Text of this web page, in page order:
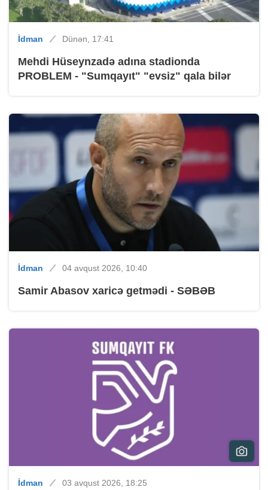
İdman Dünən, 17:41
Mehdi Hüseynzadə adına stadionda
PROBLEM - "Sumqayıt" "evsiz" qala bilər
İdman 04 avqust 2026, 10:40
Samir Abasov xaricə getmədi - SƏBƏB
İdman 03 avqust 2026, 18:25